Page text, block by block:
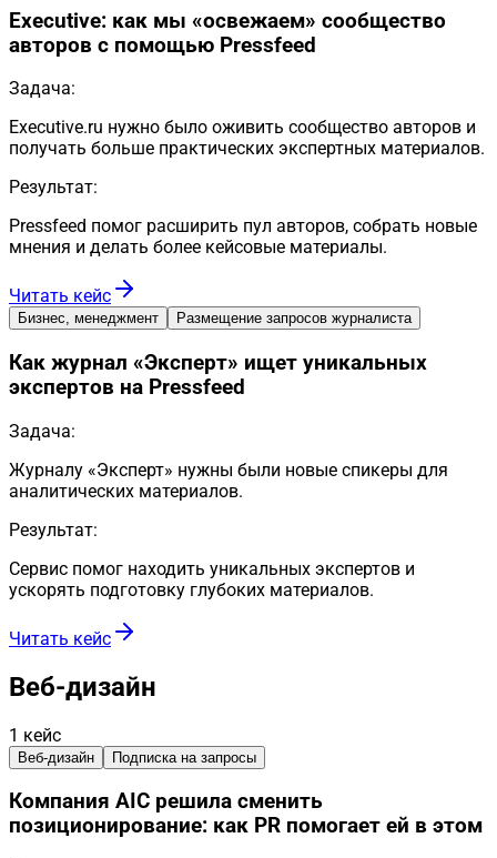
Executive: как мы «освежаем» сообщество
авторов с помощью Pressfeed
Задача:
Executive.ru нужно было оживить сообщество авторов и
получать больше практических экспертных материалов.
Результат:
Pressfeed помог расширить пул авторов, собрать новые
мнения и делать более кейсовые материалы.
Читать кейс
Бизнес, менеджмент Размещение запросов журналиста
Как журнал «Эксперт» ищет уникальных
экспертов на Pressfeed
Задача:
Журналу «Эксперт» нужны были новые спикеры для
аналитических материалов.
Результат:
Сервис помог находить уникальных экспертов и
ускорять подготовку глубоких материалов.
Читать кейс
Веб-дизайн
1 кейс
Веб-дизайн Подписка на запросы
Компания AIC решила сменить
позиционирование: как PR помогает ей в этом